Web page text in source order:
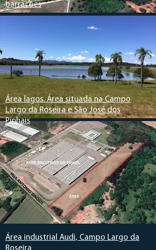
barracões
Área industrial Audi, Campo Largo da
Roseira
Área lagos. Área situada na Campo
Largo da Roseira e São José dos
Pinhais